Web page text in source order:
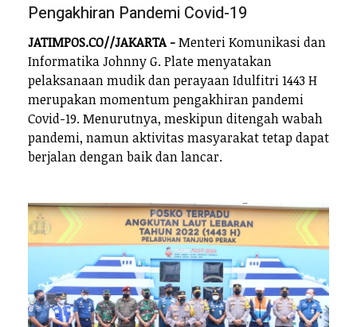
Pengakhiran Pandemi Covid-19
JATIMPOS.CO//JAKARTA -Menteri Komunikasi dan
Informatika Johnny G. Plate menyatakan
pelaksanaan mudik dan perayaan Idulfitri 1443 H
merupakan momentum pengakhiran pandemi
Covid-19. Menurutnya, meskipun ditengah wabah
pandemi, namun aktivitas masyarakat tetap dapat
berjalan dengan baik dan lancar.